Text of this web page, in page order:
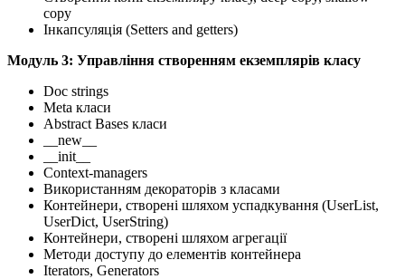
copy
Інкапсуляція (Setters and getters)
Mодуль 3: Управління створенням екземплярів класу
Doc strings
Meta класи
Abstract Bases класи
__new__
__init__
Context-managers
Використанням декораторів з класами
Контейнери, створені шляхом успадкування (UserList,
UserDict, UserString)
Контейнери, створені шляхом агрегації
Методи доступу до елементів контейнера
Iterators, Generators